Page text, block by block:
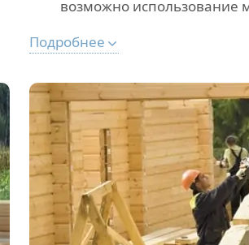
возможно использование
Подробнее